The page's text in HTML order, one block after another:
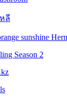
ลี
sunshine
Season 2